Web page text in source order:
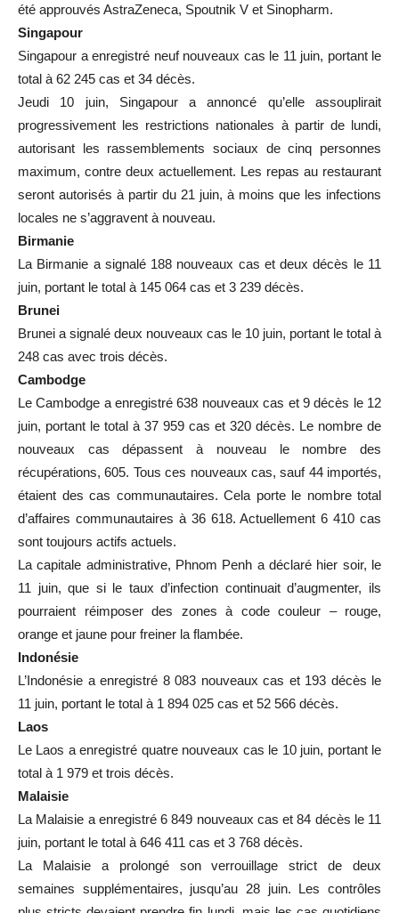
été approuvés AstraZeneca, Spoutnik V et Sinopharm.
Singapour
Singapour a enregistré neuf nouveaux cas le 11 juin, portant le
total à 62 245 cas et 34 décès.
Jeudi 10 juin, Singapour a annoncé qu’elle assouplirait
progressivement les restrictions nationales à partir de lundi,
autorisant les rassemblements sociaux de cinq personnes
maximum, contre deux actuellement. Les repas au restaurant
seront autorisés à partir du 21 juin, à moins que les infections
locales ne s’aggravent à nouveau.
Birmanie
La Birmanie a signalé 188 nouveaux cas et deux décès le 11
juin, portant le total à 145 064 cas et 3 239 décès.
Brunei
Brunei a signalé deux nouveaux cas le 10 juin, portant le total à
248 cas avec trois décès.
Cambodge
Le Cambodge a enregistré 638 nouveaux cas et 9 décès le 12
juin, portant le total à 37 959 cas et 320 décès. Le nombre de
nouveaux cas dépassent à nouveau le nombre des
récupérations, 605. Tous ces nouveaux cas, sauf 44 importés,
étaient des cas communautaires. Cela porte le nombre total
d’affaires communautaires à 36 618. Actuellement 6 410 cas
sont toujours actifs actuels.
La capitale administrative, Phnom Penh a déclaré hier soir, le
11 juin, que si le taux d’infection continuait d’augmenter, ils
pourraient réimposer des zones à code couleur – rouge,
orange et jaune pour freiner la flambée.
Indonésie
L’Indonésie a enregistré 8 083 nouveaux cas et 193 décès le
11 juin, portant le total à 1 894 025 cas et 52 566 décès.
Laos
Le Laos a enregistré quatre nouveaux cas le 10 juin, portant le
total à 1 979 et trois décès.
Malaisie
La Malaisie a enregistré 6 849 nouveaux cas et 84 décès le 11
juin, portant le total à 646 411 cas et 3 768 décès.
La Malaisie a prolongé son verrouillage strict de deux
semaines supplémentaires, jusqu’au 28 juin. Les contrôles